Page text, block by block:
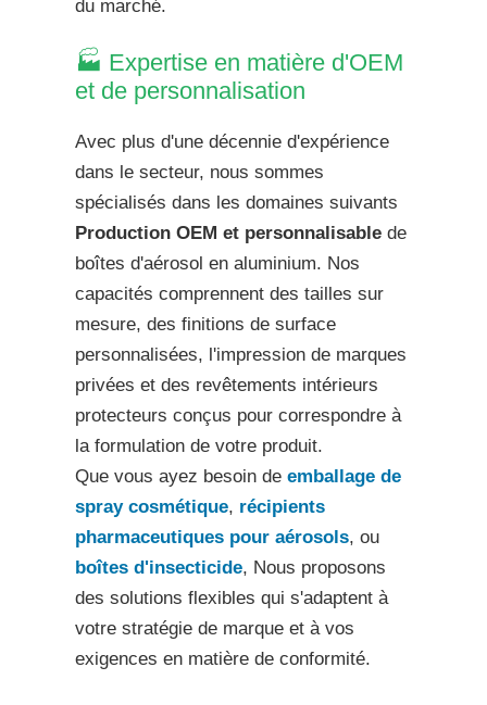
du marché.
🏭 Expertise en matière d'OEM
et de personnalisation
Avec plus d'une décennie d'expérience
dans le secteur, nous sommes
spécialisés dans les domaines suivants
Production OEM et personnalisable de
boîtes d'aérosol en aluminium. Nos
capacités comprennent des tailles sur
mesure, des finitions de surface
personnalisées, l'impression de marques
privées et des revêtements intérieurs
protecteurs conçus pour correspondre à
la formulation de votre produit.
Que vous ayez besoin de emballage de
spray cosmétique, récipients
pharmaceutiques pour aérosols, ou
boîtes d'insecticide, Nous proposons
des solutions flexibles qui s'adaptent à
votre stratégie de marque et à vos
exigences en matière de conformité.